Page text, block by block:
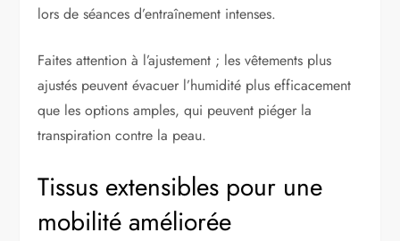
lors de séances d’entraînement intenses.
Faites attention à l’ajustement ; les vêtements plus
ajustés peuvent évacuer l’humidité plus efficacement
que les options amples, qui peuvent piéger la
transpiration contre la peau.
Tissus extensibles pour une
mobilité améliorée